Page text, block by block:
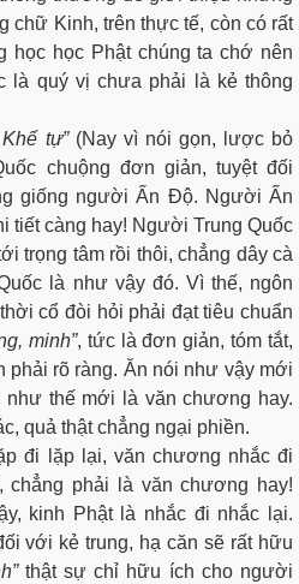
chữ Kinh, trên thực tế, còn có rất
học học Phật chúng ta chớ nên
là quý vị chưa phải là kẻ thông
tự” (Nay vì nói gọn, lược bỏ
chuộng đơn giản, tuyệt đối
giống người Ấn Độ. Người Ấn
tiết càng hay! Người Trung Quốc
trọng tâm rồi thôi, chẳng dây cà
là như vậy đó. Vì thế, ngôn
cổ đòi hỏi phải đạt tiêu chuẩn
minh”, tức là đơn giản, tóm tắt,
phải rõ ràng. Ăn nói như vậy mới
thế mới là văn chương hay.
quả thật chẳng ngại phiền.
đi lặp lại, văn chương nhắc đi
chẳng phải là văn chương hay!
kinh Phật là nhắc đi nhắc lại.
với kẻ trung, hạ căn sẽ rất hữu
thật sự chỉ hữu ích cho người